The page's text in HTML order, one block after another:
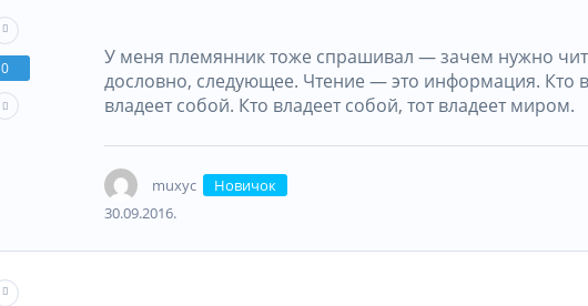
0
У меня племянник тоже спрашивал — зачем нужно
дословно, следующее. Чтение — это информация. Кто
владеет собой. Кто владеет собой, тот владеет миром.
muxyc
Новичок
30.09.2016.